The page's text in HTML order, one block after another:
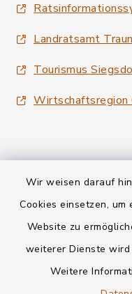
Wir weisen darauf
Cookies einsetzen,
Website zu
weiterer Dienste
Weitere
Landratsamt
Tourismus
Wirtschaftsregion